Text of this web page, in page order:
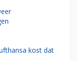
kost dat